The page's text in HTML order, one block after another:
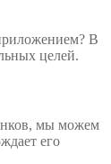
В
целей.
мы можем
его